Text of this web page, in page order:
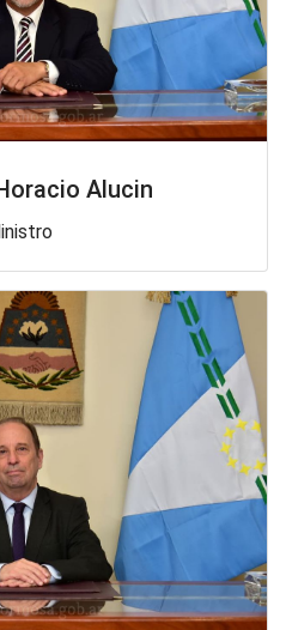
Alucin